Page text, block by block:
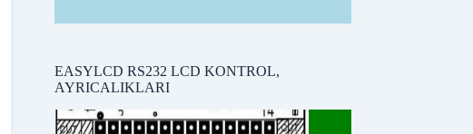
EASYLCD RS232 LCD KONTROL,
AYRICALIKLARI